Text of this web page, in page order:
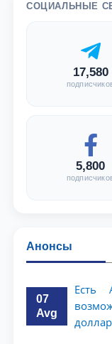
СОЦИАЛЬНЫЕ
17,580
5,800
Анонсы
07
Avg
Есть